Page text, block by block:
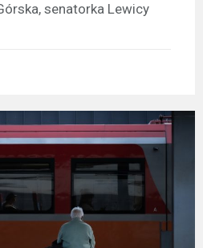
senatorka Lewicy